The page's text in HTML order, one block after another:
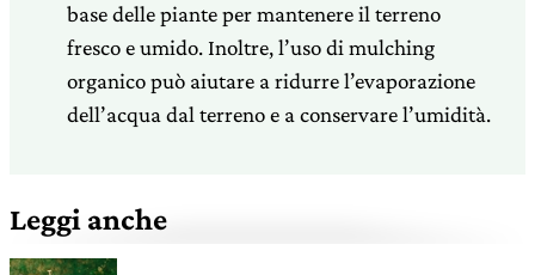
base delle piante per mantenere il terreno
fresco e umido. Inoltre, l’uso di mulching
organico può aiutare a ridurre l’evaporazione
dell’acqua dal terreno e a conservare l’umidità.
Leggi anche